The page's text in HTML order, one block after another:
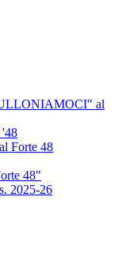
al
Forte 48
48"
2025-26